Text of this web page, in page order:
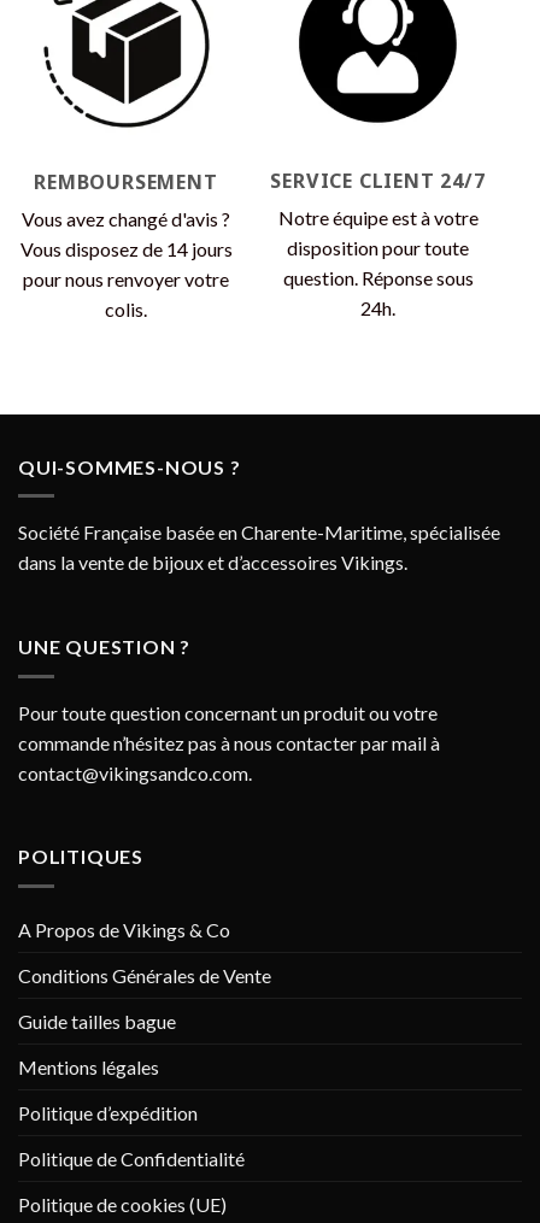
REMBOURSEMENT
Vous avez changé d'avis ?
Vous disposez de 14 jours
pour nous renvoyer votre
colis.
SERVICE CLIENT 24/7
Notre équipe est à votre
disposition pour toute
question. Réponse sous
24h.
QUI-SOMMES-NOUS ?
Société Française basée en Charente-Maritime, spécialisée
dans la vente de bijoux et d’accessoires Vikings.
UNE QUESTION ?
Pour toute question concernant un produit ou votre
commande n’hésitez pas à nous contacter par mail à
contact@vikingsandco.com
POLITIQUES
A Propos de Vikings & Co
Conditions Générales de Vente
Guide tailles bague
Mentions légales
Politique d’expédition
Politique de Confidentialité
Politique de cookies (UE)